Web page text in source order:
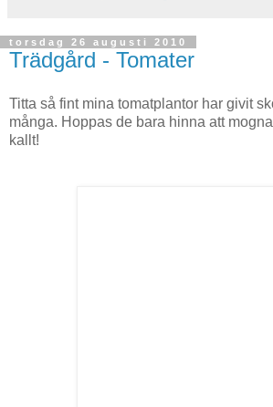
torsdag 26 augusti 2010
Trädgård - Tomater
Titta så fint mina tomatplantor har givit
många. Hoppas de bara hinna att
kallt!